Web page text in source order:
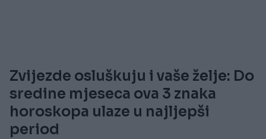
Zvijezde osluškuju i vaše želje: Do
sredine mjeseca ova 3 znaka
horoskopa ulaze u najljepši
period